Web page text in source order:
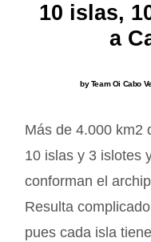
byTeam Oi Cabo
10 islas,
a
Más de 4.000 km2
10 islas y 3 islotes
conforman el
Resulta
pues cada isla